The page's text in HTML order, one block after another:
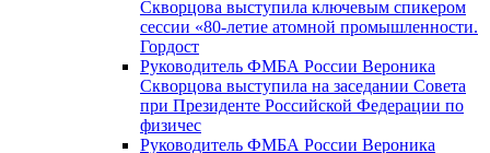
Скворцова выступила ключевым спикером
сессии «80-летие атомной промышленности.
Гордост
Руководитель ФМБА России Вероника
Скворцова выступила на заседании Совета
при Президенте Российской Федерации по
физичес
Руководитель ФМБА России Вероника